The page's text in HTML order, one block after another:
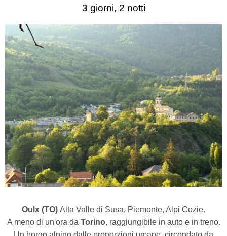
3 giorni, 2 notti
Oulx (TO) Alta Valle di Susa, Piemonte, Alpi Cozie.
A meno di un'ora da Torino, raggiungibile in auto e in treno.